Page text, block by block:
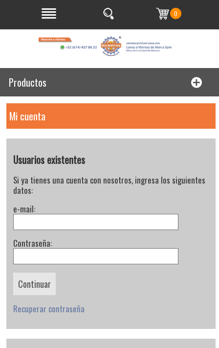
0
Productos
Mi cuenta
Usuarios existentes
Si ya tienes una cuenta con nosotros, ingresa los siguientes
datos:
e-mail:
Contraseña:
Recuperar contraseña